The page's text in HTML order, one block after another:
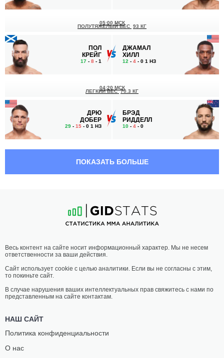
ПОЛ
КРЕЙГ
17 - 8 - 1
05:00 МСК
ПОЛУТЯЖЕЛЫЙ ВЕС 93 КГ
ДЖАМАЛ
ХИЛЛ
12 - 4 - 0 1 НЗ
ДРЮ
ДОБЕР
29 - 15 - 0 1 НЗ
04:20 МСК
ЛЕГКИЙ ВЕС 70.3 КГ
БРЭД
РИДДЕЛЛ
10 - 4 - 0
МЁРФИ
16-7- 0
03:30 МСК
НАИЛЕГЧАЙШИЙ ВЕС 56.7 КГ
ВУД
ПОКАЗАТЬ БОЛЬШЕ
Весь контент на сайте носит информационный характер. Мы не несем
ответственности за ваши действия.
Сайт использует cookie с целью аналитики. Если вы не согласны с этим,
то покиньте сайт.
В случае нарушения ваших интеллектуальных прав свяжитесь с нами по
представленным на сайте контактам.
НАШ САЙТ
Политика конфиденциальности
О нас